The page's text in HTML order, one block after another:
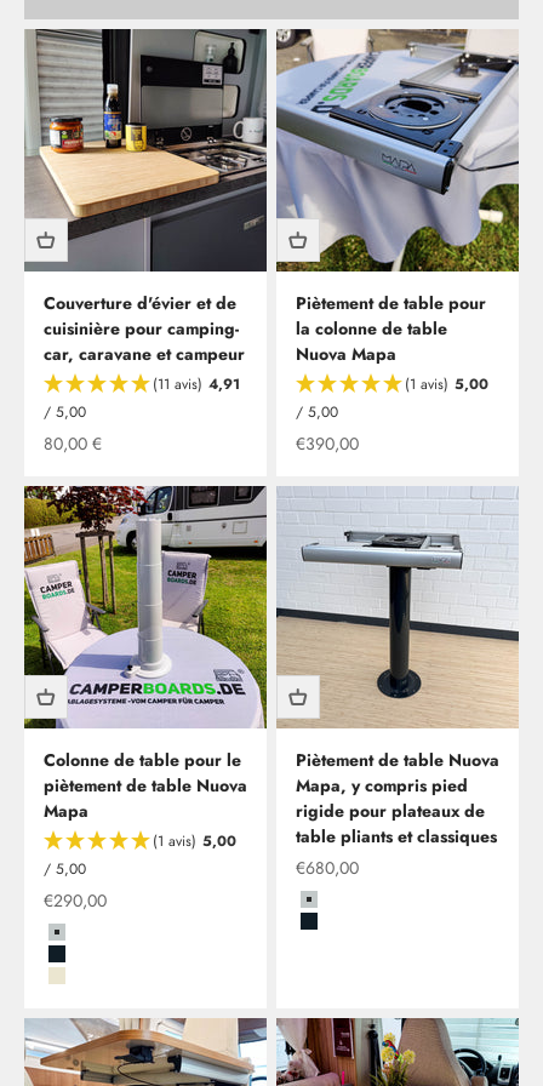
Couverture d'évier et de
cuisinière pour camping-
car, caravane et campeur
(11 avis) 4,91
/ 5,00
Offre à partir de
80,00 €
Piètement de table pour
la colonne de table
Nuova Mapa
(1 avis) 5,00
/ 5,00
Offre à partir de
€390,00
Colonne de table pour le
piètement de table Nuova
Mapa
(1 avis) 5,00
/ 5,00
Offre à partir de
€290,00
Grau
Schwarz
Beige
Piètement de table Nuova
Mapa, y compris pied
rigide pour plateaux de
table pliants et classiques
Offre à partir de
€680,00
Grau
Schwarz